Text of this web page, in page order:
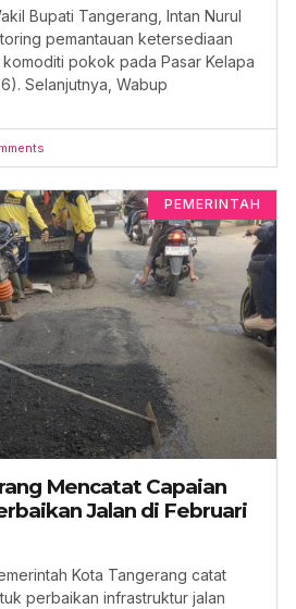
Bupati Tangerang, Intan Nurul
pemantauan ketersediaan
pokok pada Pasar Kelapa
Selanjutnya, Wabup
PEMERINTAH
Mencatat Capaian
Jalan di Februari
Kota Tangerang catat
perbaikan infrastruktur jalan